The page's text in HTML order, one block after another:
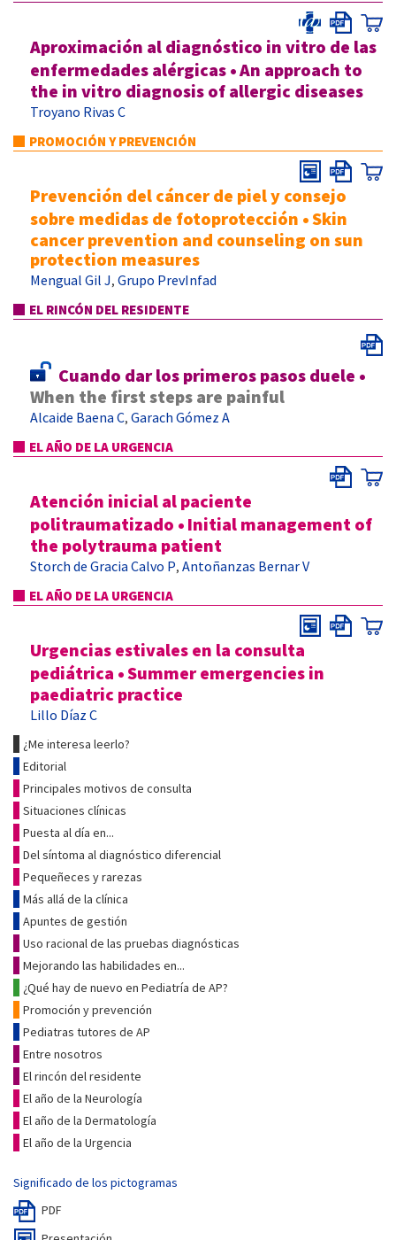
Aproximación al diagnóstico in vitro de las
enfermedades alérgicas •An approach to
the in vitro diagnosis of allergic diseases
Troyano Rivas C
PROMOCIÓN Y PREVENCIÓN
Prevención del cáncer de piel y consejo
sobre medidas de fotoprotección •Skin
cancer prevention and counseling on sun
protection measures
Mengual Gil J, Grupo PrevInfad
EL RINCÓN DEL RESIDENTE
Cuando dar los primeros pasos duele •
When the first steps are painful
Alcaide Baena C, Garach Gómez A
EL AÑO DE LA URGENCIA
Atención inicial al paciente
politraumatizado • Initial management of
the polytrauma patient
Storch de Gracia Calvo P, Antoñanzas Bernar V
EL AÑO DE LA URGENCIA
Urgencias estivales en la consulta
pediátrica •Summer emergencies in
paediatric practice
Lillo Díaz C
¿Me interesa leerlo?
Editorial
Principales motivos de consulta
Situaciones clínicas
Puesta al día en...
Del síntoma al diagnóstico diferencial
Pequeñeces y rarezas
Más allá de la clínica
Apuntes de gestión
Uso racional de las pruebas diagnósticas
Mejorando las habilidades en...
¿Qué hay de nuevo en Pediatría de AP?
Promoción y prevención
Pediatras tutores de AP
Entre nosotros
El rincón del residente
El año de la Neurología
El año de la Dermatología
El año de la Urgencia
Significado de los pictogramas
PDF